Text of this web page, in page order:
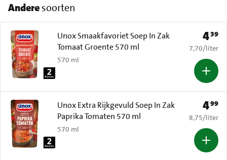
Anderesoorten
Unox Smaakfavoriet Soep In Zak
Tomaat Groente 570 ml
570 ml
Prijs:
439
€ 7,70 per
7,70/liter
Unox Extra Rijkgevuld Soep In Zak
Paprika Tomaten 570 ml
570 ml
Prijs:
499
€ 8,75 per
8,75/liter